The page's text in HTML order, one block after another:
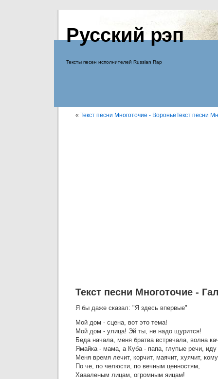
Русский рэп
Тексты песен исполнителей Russian Rap
« Текст песни Многоточие - ВороньеТекст песни
Текст песни Многоточие -
Я бы даже сказал: "Я здесь впервые"
Мой дом - сцена, вот это тема!
Мой дом - улица! Эй ты, не надо щурится!
Беда начала, меня братва встречала, волна
Ямайка - мама, а Куба - папа, глупые речи, иду
Меня время лечит, корчит, маячит, хуячит,
По че, по челюсти, по вечным ценностям,
Хаааленым лицам, огромным яицам!